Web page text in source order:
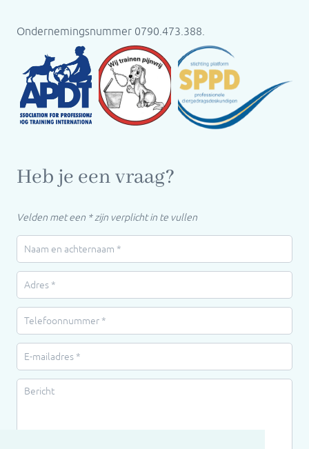
Ondernemingsnummer 0790.473.388.
Heb je een vraag?
Velden met een * zijn verplicht in te vullen